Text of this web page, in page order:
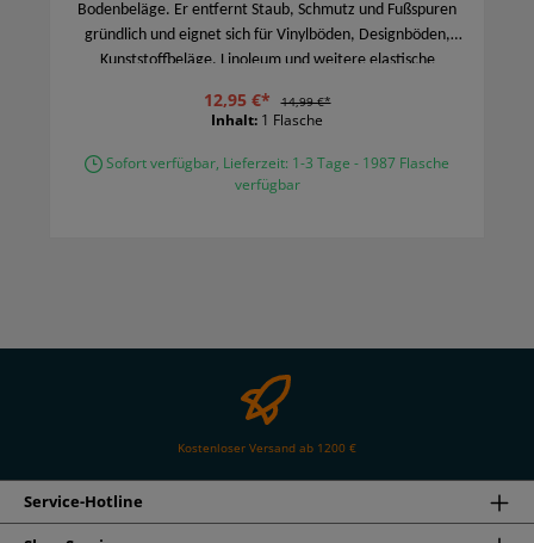
Bodenbeläge. Er entfernt Staub, Schmutz und Fußspuren
gründlich und eignet sich für Vinylböden, Designböden,
Kunststoffbeläge, Linoleum und weitere elastische
Pflege.
12,95 €* 14,99 €*
Inhalt: 1 Flasche
Sofort verfügbar, Lieferzeit: 1-3 Tage - 1987 Flasche
verfügbar
Kostenloser Versand ab 1200 €
Service-Hotline